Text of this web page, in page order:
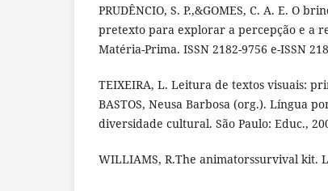
PRUDÊNCIO, S. P.,&GOMES, C. A. E. O
pretexto para explorar a percepção e a
Matéria-Prima. ISSN 2182-9756 e-ISSN
TEIXEIRA, L. Leitura de textos visuais:
BASTOS, Neusa Barbosa (org.). Língua
diversidade cultural. São Paulo: Educ.,
WILLIAMS, R.The animatorssurvival kit.